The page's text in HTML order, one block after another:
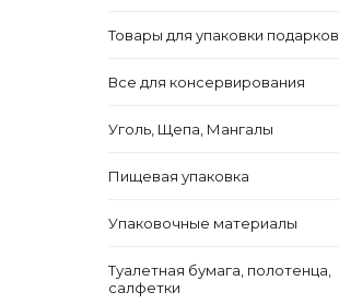
Товары для упаковки подарков
Все для консервирования
Уголь, Щепа, Мангалы
Пищевая упаковка
Упаковочные материалы
Туалетная бумага, полотенца,
салфетки